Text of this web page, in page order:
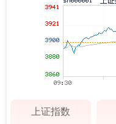
上证指数